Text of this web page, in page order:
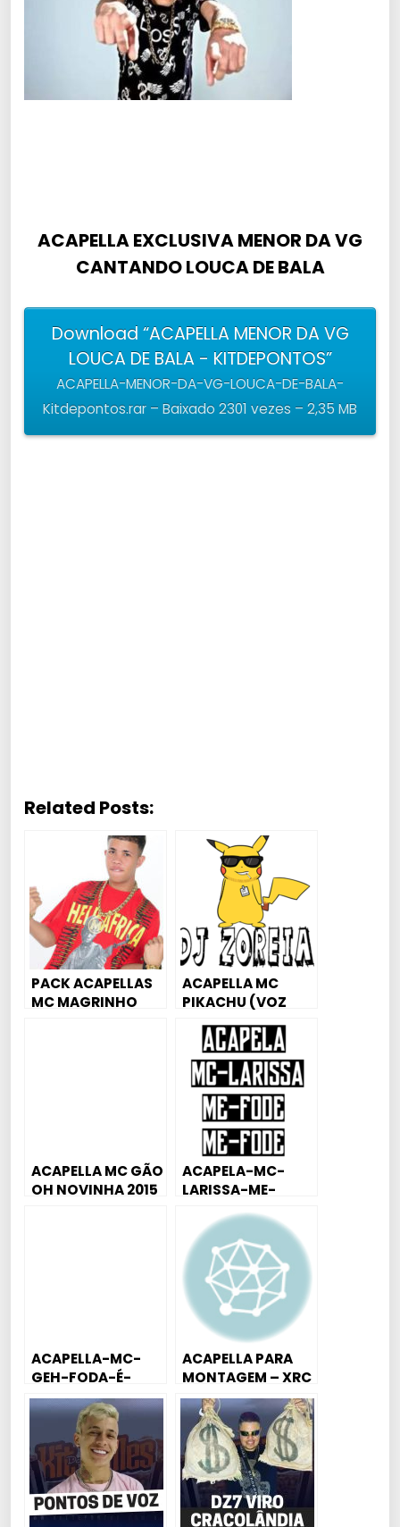
ACAPELLA EXCLUSIVA MENOR DA VG
CANTANDO LOUCA DE BALA
Download “ACAPELLA MENOR DA VG
LOUCA DE BALA - KITDEPONTOS”
ACAPELLA-MENOR-DA-VG-LOUCA-DE-BALA-
Kitdepontos.rar – Baixado 2301 vezes – 2,35 MB
Related Posts:
PACK ACAPELLAS
MC MAGRINHO
ACAPELLA MC
PIKACHU (VOZ
GROSSA) DJ
ZOREIA
ACAPELLA MC GÃO
OH NOVINHA 2015
ACAPELA-MC-
LARISSA-ME-
ACAPELLA-MC-
GEH-FODA-É-
MEU-PAI [ DJ DG
DE CAXIAS ]
ACAPELLA PARA
MONTAGEM – XRC
DE CEROL